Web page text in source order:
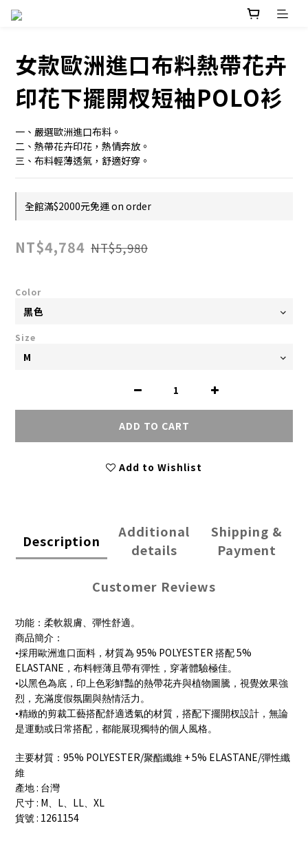
女款歐洲進口布料熱帶花卉
印花下擺開杈短袖POLO衫
一、嚴選歐洲進口布料。
二、熱帶花卉印花，熱情奔放。
三、布料輕薄透氣，舒適好穿。
全館滿$2000元免運 on order
NT$4,784 NT$5,980
Color
Size
ADD TO CART
Add to Wishlist
Description
Additional
details
Shipping &
Payment
Customer Reviews
功能：柔軟親膚、彈性舒適。
商品簡介：
•採用歐洲進口面料，材質為 95% POLYESTER 搭配 5%
ELASTANE ，布料輕薄且帶有彈性，穿著體驗極佳。
•以黑色為底，印上色彩鮮豔的熱帶花卉與植物圖騰，視覺效果強
烈，充滿度假氛圍與熱情活力。
•精緻的剪裁工藝搭配舒適透氣的材質，搭配下擺開杈設計，無論
是運動或日常搭配，都能展現獨特的個人風格。
主要材質： 95% POLYESTER/聚酯纖維 + 5% ELASTANE/彈性纖
維
產地 : 台灣
尺寸 : M、 L、 LL、 XL
貨號 : 1261154